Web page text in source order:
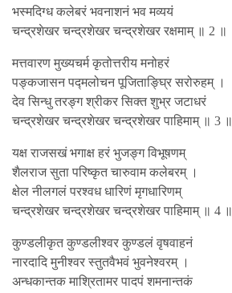
भस्मदिग्ध कलेबरं भवनाशनं भव मव्ययं
चन्द्रशेखर चन्द्रशेखर चन्द्रशेखर रक्षमाम् ॥ 2 ॥
मत्तवारण मुख्यचर्म कृतोत्तरीय मनोहरं
पङ्कजासन पद्मलोचन पूजिताङ्घ्रि सरोरुहम् ।
देव सिन्धु तरङ्ग श्रीकर सिक्त शुभ्र जटाधरं
चन्द्रशेखर चन्द्रशेखर चन्द्रशेखर पाहिमाम् ॥ 3 ॥
यक्ष राजसखं भगाक्ष हरं भुजङ्ग विभूषणम्
शैलराज सुता परिष्कृत चारुवाम कलेबरम् ।
क्षेल नीलगलं परश्वध धारिणं मृगधारिणम्
चन्द्रशेखर चन्द्रशेखर चन्द्रशेखर पाहिमाम् ॥ 4 ॥
कुण्डलीकृत कुण्डलीश्वर कुण्डलं वृषवाहनं
नारदादि मुनीश्वर स्तुतवैभवं भुवनेश्वरम् ।
अन्धकान्तक माश्रितामर पादपं शमनान्तकं